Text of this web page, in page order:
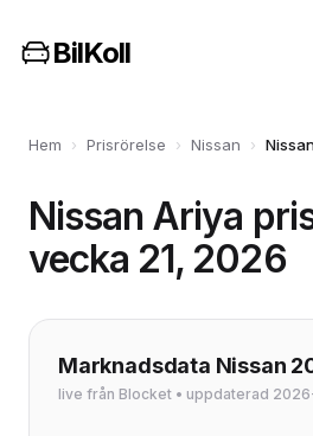
BilKoll
Hem › Prisrörelse › Nissan ›
Nissan Ariya
vecka 21, 2026
Marknadsdata Nissan
live från Blocket • uppdaterad